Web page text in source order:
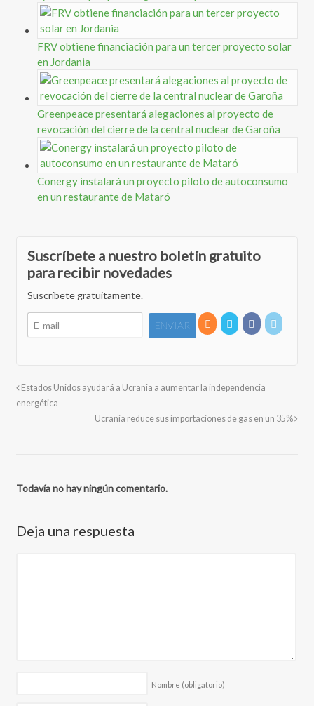
FRV obtiene financiación para un tercer proyecto solar
en Jordania
Greenpeace presentará alegaciones al proyecto de
revocación del cierre de la central nuclear de Garoña
Conergy instalará un proyecto piloto de autoconsumo
en un restaurante de Mataró
Suscríbete a nuestro boletín gratuito
para recibir novedades
Suscríbete gratuitamente.
Estados Unidos ayudará a Ucrania a aumentar la independencia
energética
Ucrania reduce sus importaciones de gas en un 35%
Todavía no hay ningún comentario.
Deja una respuesta
Nombre (obligatorio)